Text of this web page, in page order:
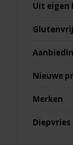
Uit eigen
Nieuwe
Merken
Diepvries